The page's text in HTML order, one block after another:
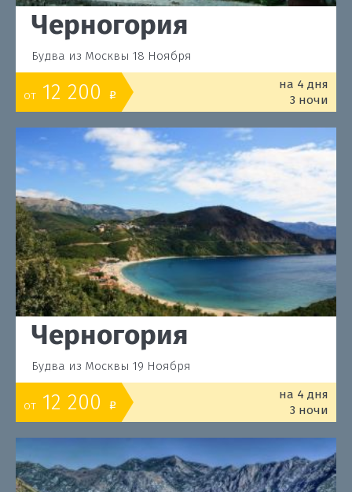
Черногория
Будва из Москвы 18 Ноября
от 12 200 o
на 4 дня
3 ночи
Черногория
Будва из Москвы 19 Ноября
от 12 200 o
на 4 дня
3 ночи